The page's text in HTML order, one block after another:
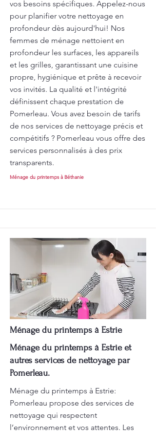
vos besoins spécifiques. Appelez-nous
pour planifier votre nettoyage en
profondeur dès aujourd'hui! Nos
femmes de ménage nettoient en
profondeur les surfaces, les appareils
et les grilles, garantissant une cuisine
propre, hygiénique et prête à recevoir
vos invités. La qualité et l'intégrité
définissent chaque prestation de
Pomerleau. Vous avez besoin de tarifs
de nos services de nettoyage précis et
compétitifs ? Pomerleau vous offre des
services personnalisés à des prix
transparents.
Ménage du printemps à Béthanie
Ménage du printemps à Estrie
Ménage du printemps à Estrie et
autres services de nettoyage par
Pomerleau.
Ménage du printemps à Estrie:
Pomerleau propose des services de
nettoyage qui respectent
l’environnement et vos attentes. Les